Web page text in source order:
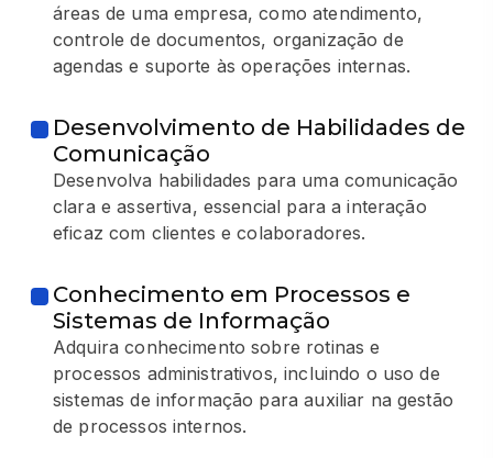
áreas de uma empresa, como atendimento,
controle de documentos, organização de
agendas e suporte às operações internas.
Desenvolvimento de Habilidades de
Comunicação
Desenvolva habilidades para uma comunicação
clara e assertiva, essencial para a interação
eficaz com clientes e colaboradores.
Conhecimento em Processos e
Sistemas de Informação
Adquira conhecimento sobre rotinas e
processos administrativos, incluindo o uso de
sistemas de informação para auxiliar na gestão
de processos internos.